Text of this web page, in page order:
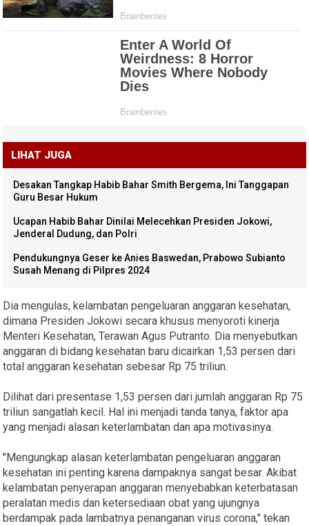
LIHAT JUGA
Desakan Tangkap Habib Bahar Smith Bergema, Ini Tanggapan
Guru Besar Hukum
Ucapan Habib Bahar Dinilai Melecehkan Presiden Jokowi,
Jenderal Dudung, dan Polri
Pendukungnya Geser ke Anies Baswedan, Prabowo Subianto
Susah Menang di Pilpres 2024
Dia mengulas, kelambatan pengeluaran anggaran kesehatan,
dimana Presiden Jokowi secara khusus menyoroti kinerja
Menteri Kesehatan, Terawan Agus Putranto. Dia menyebutkan
anggaran di bidang kesehatan baru dicairkan 1,53 persen dari
total anggaran kesehatan sebesar Rp 75 triliun.
Dilihat dari presentase 1,53 persen dari jumlah anggaran Rp 75
triliun sangatlah kecil. Hal ini menjadi tanda tanya, faktor apa
yang menjadi alasan keterlambatan dan apa motivasinya.
"Mengungkap alasan keterlambatan pengeluaran anggaran
kesehatan ini penting karena dampaknya sangat besar. Akibat
kelambatan penyerapan anggaran menyebabkan keterbatasan
peralatan medis dan ketersediaan obat yang ujungnya
berdampak pada lambatnya penanganan virus corona," tekan